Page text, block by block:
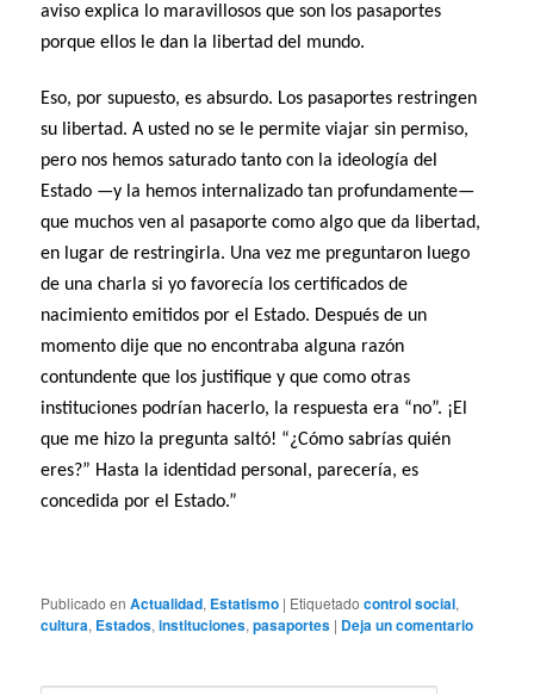
aviso explica lo maravillosos que son los pasaportes
porque ellos le dan la libertad del mundo.
Eso, por supuesto, es absurdo. Los pasaportes restringen
su libertad. A usted no se le permite viajar sin permiso,
pero nos hemos saturado tanto con la ideología del
Estado —y la hemos internalizado tan profundamente—
que muchos ven al pasaporte como algo que da libertad,
en lugar de restringirla. Una vez me preguntaron luego
de una charla si yo favorecía los certificados de
nacimiento emitidos por el Estado. Después de un
momento dije que no encontraba alguna razón
contundente que los justifique y que como otras
instituciones podrían hacerlo, la respuesta era “no”. ¡El
que me hizo la pregunta saltó! “¿Cómo sabrías quién
eres?” Hasta la identidad personal, parecería, es
concedida por el Estado.”
Publicado en Actualidad, Estatismo | Etiquetado control social,
cultura, Estados,instituciones,pasaportes | Deja un comentario